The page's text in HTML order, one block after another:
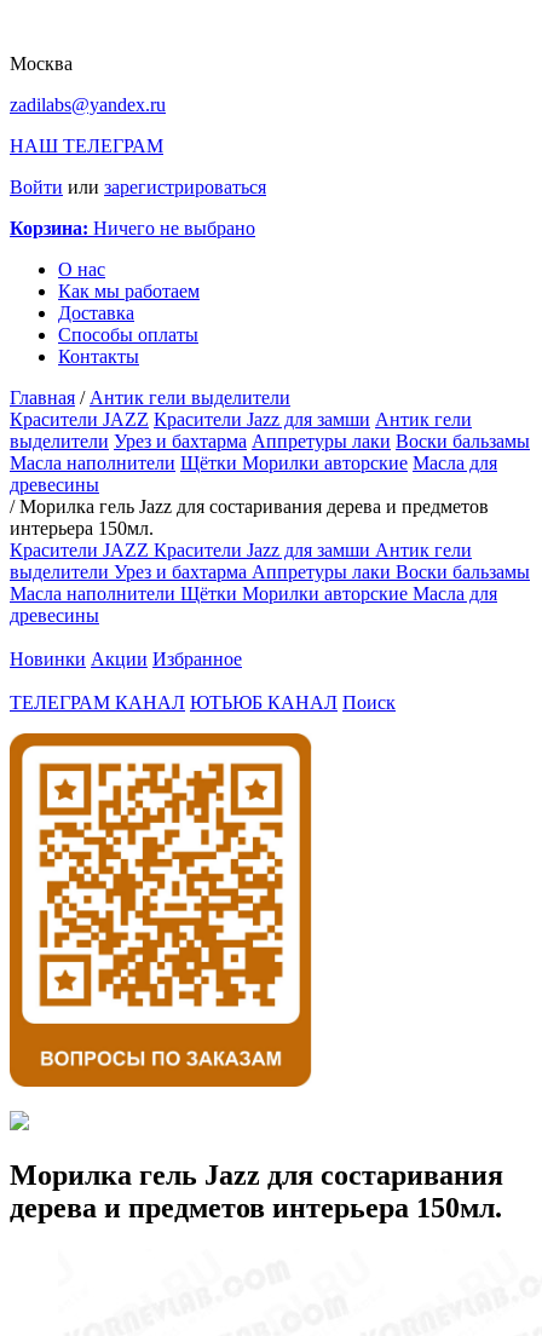
Москва
zadilabs@yandex.ru
НАШ ТЕЛЕГРАМ
Войти или зарегистрироваться
Корзина: Ничего не выбрано
О нас
Как мы работаем
Доставка
Способы оплаты
Контакты
Главная / Антик гели выделители
Красители JAZZ Красители Jazz для замши Антик гели
выделители Урез и бахтарма Аппретуры лаки Воски бальзамы
Масла наполнители Щётки Морилки авторские Масла для
древесины
/Морилка гель Jazz для состаривания дерева и предметов
интерьера 150мл.
Красители JAZZ Красители Jazz для замши Антик гели
выделители Урез и бахтарма Аппретуры лаки Воски бальзамы
Масла наполнители Щётки Морилки авторские Масла для
древесины
Новинки Акции Избранное
ТЕЛЕГРАМ КАНАЛ ЮТЬЮБ КАНАЛ Поиск
Морилка гель Jazz для состаривания
дерева и предметов интерьера 150мл.